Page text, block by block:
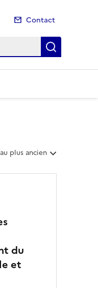
Contact
plus ancien
du
et